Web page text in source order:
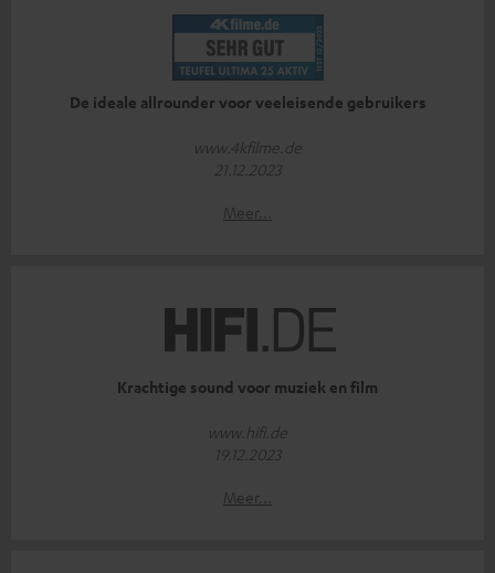
De ideale allrounder voor veeleisende gebruikers
www.4kfilme.de
21.12.2023
Meer...
Krachtige sound voor muziek en film
www.hifi.de
19.12.2023
Meer...